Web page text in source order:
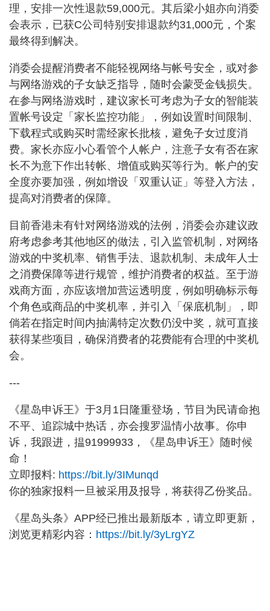
理，安排一次性退款59,000元。其后梁小姐亦向消委
会表示，已获C公司特别安排退款约31,000元，个案
最终得到解决。
消委会提醒消费者不能轻视网络与帐号安全，或对参
与网络游戏的子女缺乏指导，随时会蒙受金钱损失。
在参与网络游戏时，建议家长可考虑为子女的智能装
置帐号设定「家长监控功能」，例如设置时间限制、
下载程式或购买时需经家长批核，避免子女过度消
费。家长亦应小心看管个人帐户，注意子女有否在家
长不为意下作出转帐、增值或购买等行为。帐户的安
全度亦要加强，例如增设「双重认证」等登入方法，
提高对消费者的保障。
目前香港未有针对网络游戏的法例，消委会亦建议政
府考虑参考其他地区的做法，引入监管机制，对网络
游戏的中奖机率、销售手法、退款机制、未成年人士
之消费保障等进行规管，维护消费者的权益。至于游
戏商方面，亦应该增加营运透明度，例如明确标示每
个角色或商品的中奖机率，并引入「保底机制」，即
倘若在指定时间内抽满特定次数仍没中奖，就可直接
获得某些项目，确保消费者的花费能有合理的中奖机
会。
---
《星岛申诉王》于3月1日隆重登场，节目为民请命抱
不平、追踪城中热话，亦会搜罗温情小故事。你申
诉，我跟进，揾91999933，《星岛申诉王》随时候
命！
立即报料: https://bit.ly/3IMunqd
你的独家报料一旦被采用及报导，将获得乙份奖品。
《星岛头条》APP经已推出最新版本，请立即更新，
浏览更精彩内容： https://bit.ly/3yLrgYZ